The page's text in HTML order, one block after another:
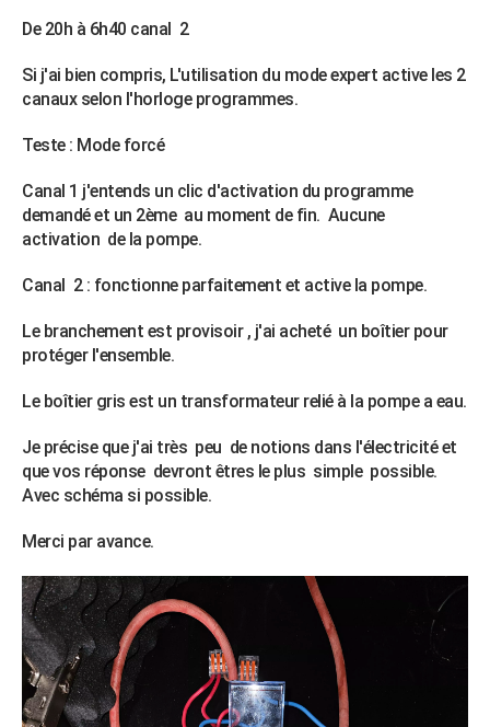
BONS PLANS
CARTE DE VOEUX
Carte de Noël
Carte Bonne année
Carte Saint-Valentin
Carte Pâques
Carte d'anniversaire
DICTIONNAIRE
Dictionnaire
Biographies
Citations
Expressions
Proverbes
PROGRAMME TV
COPAINS D'AVANT
S'inscrire
Se connecter
Lycées
Collèges
Primaires
Universités
Entreprises
Service militaire
Avis de recherche
AVIS DE DÉCÈS
FORUM
Bricolage
Lifestyle
Culture
Sport
Auto
Television
Voyage
Cinema
De 20h à 6h40 canal 2
Si j'ai bien compris, L'utilisation du mode expert active les 2
canaux selon l'horloge programmes.
Teste : Mode forcé
Canal 1 j'entends un clic d'activation du programme
demandé et un 2ème au moment de fin. Aucune
activation de la pompe.
Canal 2 : fonctionne parfaitement et active la pompe.
Le branchement est provisoir , j'ai acheté un boîtier pour
protéger l'ensemble.
Le boîtier gris est un transformateur relié à la pompe a eau.
Je précise que j'ai très peu de notions dans l'électricité et
que vos réponse devront êtres le plus simple possible.
Avec schéma si possible.
Merci par avance.